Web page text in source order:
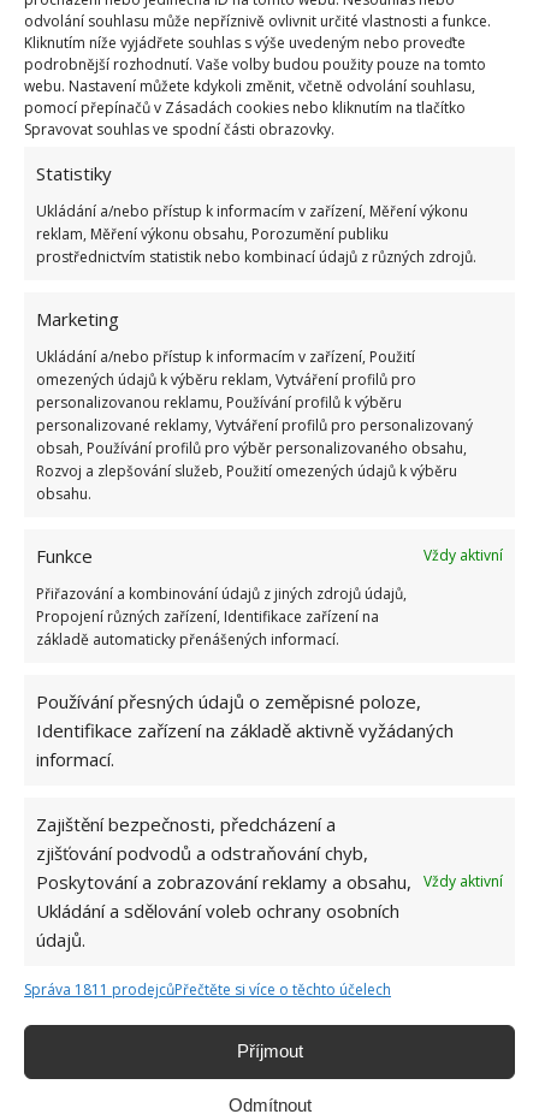
odvolání souhlasu může nepříznivě ovlivnit určité vlastnosti a funkce.
Kliknutím níže vyjádřete souhlas s výše uvedeným nebo proveďte
podrobnější rozhodnutí. Vaše volby budou použity pouze na tomto
webu. Nastavení můžete kdykoli změnit, včetně odvolání souhlasu,
pomocí přepínačů v Zásadách cookies nebo kliknutím na tlačítko
Spravovat souhlas ve spodní části obrazovky.
Statistiky
Ukládání a/nebo přístup k informacím v zařízení, Měření výkonu
reklam, Měření výkonu obsahu, Porozumění publiku
prostřednictvím statistik nebo kombinací údajů z různých zdrojů.
Marketing
Ukládání a/nebo přístup k informacím v zařízení, Použití
omezených údajů k výběru reklam, Vytváření profilů pro
personalizovanou reklamu, Používání profilů k výběru
personalizované reklamy, Vytváření profilů pro personalizovaný
obsah, Používání profilů pro výběr personalizovaného obsahu,
Rozvoj a zlepšování služeb, Použití omezených údajů k výběru
obsahu.
Funkce
Vždy aktivní
Přiřazování a kombinování údajů z jiných zdrojů údajů,
Propojení různých zařízení, Identifikace zařízení na
základě automaticky přenášených informací.
Používání přesných údajů o zeměpisné poloze,
Identifikace zařízení na základě aktivně vyžádaných
informací.
Zajištění bezpečnosti, předcházení a
zjišťování podvodů a odstraňování chyb,
Poskytování a zobrazování reklamy a obsahu,
Ukládání a sdělování voleb ochrany osobních
údajů.
Vždy aktivní
Správa 1811 prodejcůPřečtěte si více o těchto účelech
Příjmout
Odmítnout
Pryšec, nebo spíše jeho druhy euphorbia a
europhobia, jsou podobné kaktusům, a patří mezi
skutečně jedovaté květiny. Mléčná šťáva způsobuje
popáleniny, a pokud se dostane do úst, způsobuje
nevolnost, průjem, závratě nebo popáleniny sliznic.
Tyto rostliny přitom můžete často vidět na
parapetech ve školách. Aloe je hodně oblíbená
rostlina, ale některé druhy jsou jedovaté. Většina
z nich se může použít k léčebným účelům, ale ty
u těhotných žen.
Pokud máte děti nebo zvířata,
jedovatým rostlina se vyhněte
Hortenzie jsou rostliny, u které jsou jedovaté všechny
zhoršení krevního oběhu nebo bolesti žaludku.
Pokud máte domácí mazlíčky nebo malé děti, pro
jistotu si domů žádnou jedovatou pokojovku
nepořizujte. Pokud je doma máte a vidíte, že má
rostlina zlomený stonek, je lepší se ho nedotýkat.
Jestliže je doma máte, dejte je co nejdále od dětí i
zvířat. Především kočky rády žvýkají listy, aby
Zdroj:Thespruce